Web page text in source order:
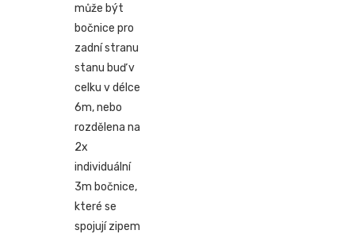
může být
bočnice pro
zadní stranu
stanu buď v
celku v délce
6m, nebo
rozdělena na
2x
individuální
3m bočnice,
které se
spojují zipem